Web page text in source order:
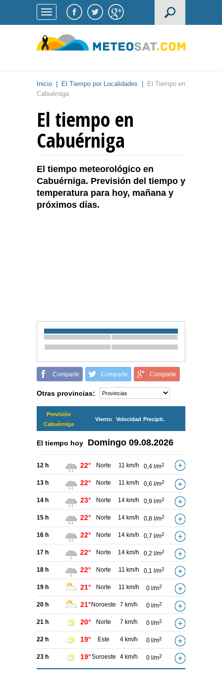
Inicio El Tiempo por Localidades
El Tiempo en
Cabuérniga
El tiempo en
Cabuérniga
El tiempo meteorológico en
Cabuérniga. Previsión del tiempo y
temperatura para hoy, mañana y
próximos días.
Comparte Comparte Comparte
Otras provincias:
Previsión
Cabuérniga
Viento Velocidad Precipit.
El tiempo hoy Domingo 09.08.2026
12 h 22° Norte 11 km/h 0,4 l/m2
13 h 22° Norte 11 km/h 0,6 l/m2
14 h 23° Norte 14 km/h 0,9 l/m2
15 h 22° Norte 14 km/h 0,8 l/m2
16 h 22° Norte 14 km/h 0,7 l/m2
17 h 22° Norte 14 km/h 0,2 l/m2
18 h 22° Norte 11 km/h 0,1 l/m2
19 h 21° Norte 11 km/h 0 l/m2
20 h 21° Noroeste 7 km/h 0 l/m2
21 h 20° Norte 7 km/h 0 l/m2
22 h 19° Este 4 km/h 0 l/m2
23 h 19°Suroeste 4 km/h 0 l/m2